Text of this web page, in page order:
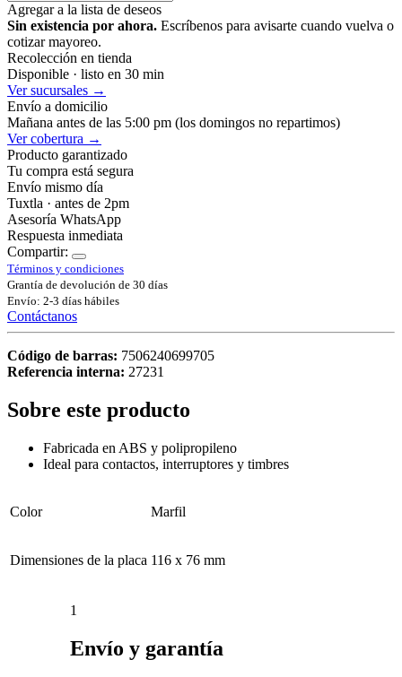
Agregar a la lista de deseos
Sin existencia por ahora. Escríbenos para avisarte cuando vuelva o
cotizar mayoreo.
Recolección en tienda
Disponible · listo en 30 min
Ver sucursales →
Envío a domicilio
Mañana antes de las 5:00 pm (los domingos no repartimos)
Ver cobertura →
Producto garantizado
Tu compra está segura
Envío mismo día
Tuxtla · antes de 2pm
Asesoría WhatsApp
Respuesta inmediata
Compartir:
Términos y condiciones
Grantía de devolución de 30 días
Envío: 2-3 días hábiles
Contáctanos
Código de barras: 7506240699705
Referencia interna: 27231
Sobre este producto
Fabricada en ABS y polipropileno
Ideal para contactos, interruptores y timbres
Color Marfil
Dimensiones de la placa 116 x 76 mm
1
Envío y garantía